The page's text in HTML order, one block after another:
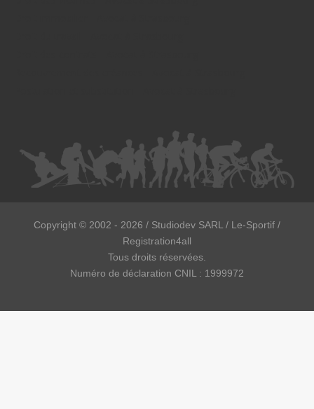
Copyright © 2002 - 2026 / Studiodev SARL / Le-Sportif /
Registration4all
Tous droits réservées.
Numéro de déclaration CNIL : 1999972